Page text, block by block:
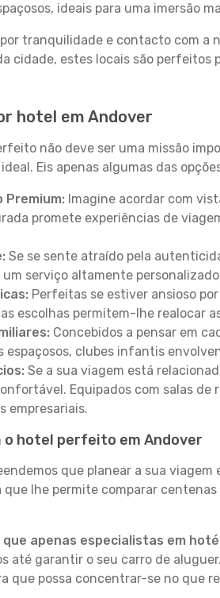
ideais para uma imersão
por tranquilidade e contacto com a
cidade, estes locais são
hotel em Andover
não deve ser uma missão
Eis apenas algumas das
Premium: Imagine acordar com
promete experiências de
Se se sente atraído pela
serviço altamente
Perfeitas se estiver ansioso
escolhas permitem-lhe realocar
Concebidos a pensar em
espaçosos, clubes infantis
Se a sua viagem está
Equipados com salas
empresariais.
o hotel perfeito em Andover
que planear a sua
lhe permite comparar
que apenas especialistas em
até garantir o seu carro de
que possa concentrar-se no que